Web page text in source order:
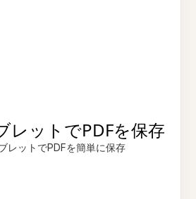
レットでPDFを保存
レットでPDFを簡単に保存